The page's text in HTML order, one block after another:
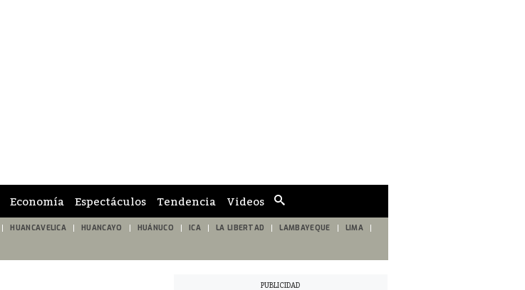
de
búsqueda
Economía Espectáculos Tendencia Videos
HUANCAVELICA HUANCAYO HUÁNUCO ICA LA LIBERTAD LAMBAYEQUE LIMA